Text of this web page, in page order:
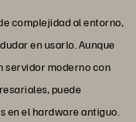
complejidad al entorno,
en usarlo. Aunque
servidor moderno con
puede
en el hardware antiguo.